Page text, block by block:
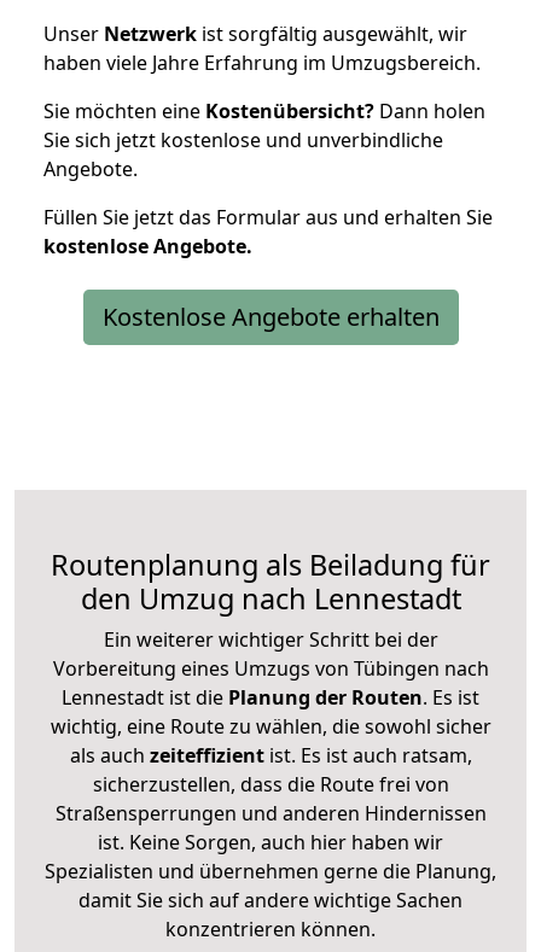
Unser Netzwerk ist sorgfältig ausgewählt, wir
haben viele Jahre Erfahrung im Umzugsbereich.
Sie möchten eine Kostenübersicht? Dann holen
Sie sich jetzt kostenlose und unverbindliche
Angebote.
Füllen Sie jetzt das Formular aus und erhalten Sie
kostenloseAngebote.
Kostenlose Angebote erhalten
Routenplanung als Beiladung für
den Umzug nach Lennestadt
Ein weiterer wichtiger Schritt bei der
Vorbereitung eines Umzugs von Tübingen nach
Lennestadt ist die Planung der Routen. Es ist
wichtig, eine Route zu wählen, die sowohl sicher
als auch zeiteffizientist. Es ist auch ratsam,
sicherzustellen, dass die Route frei von
Straßensperrungen und anderen Hindernissen
ist. Keine Sorgen, auch hier haben wir
Spezialisten und übernehmen gerne die Planung,
damit Sie sich auf andere wichtige Sachen
konzentrieren können.